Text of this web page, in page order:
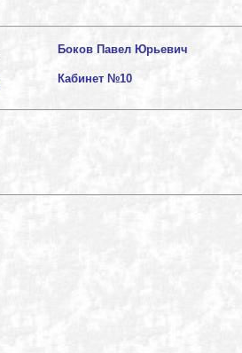
Боков Павел Юрьевич
Кабинет №10